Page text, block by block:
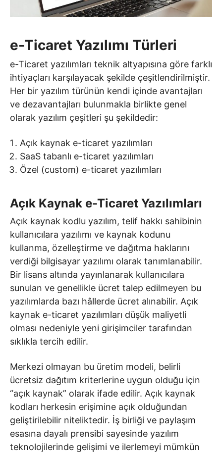
e-Ticaret Yazılımı Türleri
e-Ticaret yazılımları teknik altyapısına göre farklı
ihtiyaçları karşılayacak şekilde çeşitlendirilmiştir.
Her bir yazılım türünün kendi içinde avantajları
ve dezavantajları bulunmakla birlikte genel
olarak yazılım çeşitleri şu şekildedir:
Açık kaynak e-ticaret yazılımları
SaaS tabanlı e-ticaret yazılımları
Özel (custom) e-ticaret yazılımları
Açık Kaynak e-Ticaret Yazılımları
Açık kaynak kodlu yazılım, telif hakkı sahibinin
kullanıcılara yazılımı ve kaynak kodunu
kullanma, özelleştirme ve dağıtma haklarını
verdiği bilgisayar yazılımı olarak tanımlanabilir.
Bir lisans altında yayınlanarak kullanıcılara
sunulan ve genellikle ücret talep edilmeyen bu
yazılımlarda bazı hâllerde ücret alınabilir. Açık
kaynak e-ticaret yazılımları düşük maliyetli
olması nedeniyle yeni girişimciler tarafından
sıklıkla tercih edilir.
Merkezi olmayan bu üretim modeli, belirli
ücretsiz dağıtım kriterlerine uygun olduğu için
“açık kaynak” olarak ifade edilir. Açık kaynak
kodları herkesin erişimine açık olduğundan
geliştirilebilir niteliktedir. İş birliği ve paylaşım
esasına dayalı prensibi sayesinde yazılım
teknolojilerinde gelişimi ve ilerlemeyi mümkün